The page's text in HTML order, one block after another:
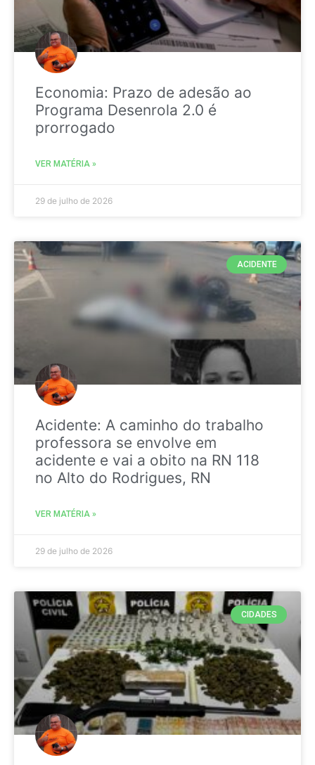
Economia: Prazo de adesão ao
Programa Desenrola 2.0 é
prorrogado
VER MATÉRIA »
29 de julho de 2026
ACIDENTE
Acidente: A caminho do trabalho
professora se envolve em
acidente e vai a obito na RN 118
no Alto do Rodrigues, RN
VER MATÉRIA »
29 de julho de 2026
CIDADES